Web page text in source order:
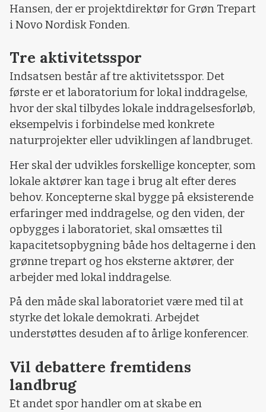
Hansen, der er projektdirektør for Grøn Trepart
i Novo Nordisk Fonden.
Tre aktivitetsspor
Indsatsen består af tre aktivitetsspor. Det
første er et laboratorium for lokal inddragelse,
hvor der skal tilbydes lokale inddragelsesforløb,
eksempelvis i forbindelse med konkrete
naturprojekter eller udviklingen af landbruget.
Her skal der udvikles forskellige koncepter, som
lokale aktører kan tage i brug alt efter deres
behov. Koncepterne skal bygge på eksisterende
erfaringer med inddragelse, og den viden, der
opbygges i laboratoriet, skal omsættes til
kapacitetsopbygning både hos deltagerne i den
grønne trepart og hos eksterne aktører, der
arbejder med lokal inddragelse.
På den måde skal laboratoriet være med til at
styrke det lokale demokrati. Arbejdet
understøttes desuden af to årlige konferencer.
Vil debattere fremtidens
landbrug
Et andet spor handler om at skabe en